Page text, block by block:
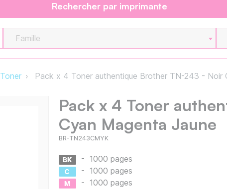
Rechercher par imprimante
Famille
Toner Pack x 4 Toner authentique Brother TN-243 - Noir
Pack x 4 Toner
Cyan Magenta Jaune
BR-TN243CMYK
- 1000 pages
- 1000 pages
- 1000 pages